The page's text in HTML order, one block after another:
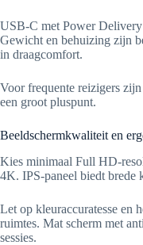
USB-C met Power Delivery
Gewicht en behuizing zijn
in draagcomfort.
Voor frequente reizigers
een groot pluspunt.
Beeldschermkwaliteit en
Kies minimaal Full HD-
4K. IPS-paneel biedt
Let op kleuraccuratesse en
ruimtes. Mat scherm met
sessies.